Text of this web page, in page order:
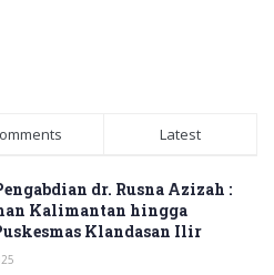
Latest
dr. Rusna Azizah :
Kalimantan hingga
Klandasan Ilir